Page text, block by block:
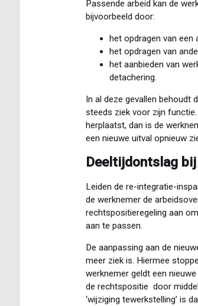
Passende arbeid kan de
bijvoorbeeld door:
het opdragen van een
het opdragen van
het aanbieden van
detachering.
In al deze gevallen behoudt
steeds ziek voor zijn
herplaatst, dan is de
een nieuwe uitval opnieuw
Deeltijdontslag
Leiden de re-integratie-
de werknemer de
rechtspositieregeling aan
aan te passen.
De aanpassing aan de
meer ziek is. Hiermee
werknemer geldt een
de rechtspositie door
‘wijziging tewerkstelling’ is